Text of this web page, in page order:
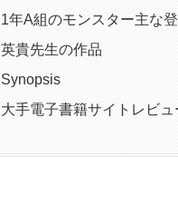
1年A組のモンスター主な
英貴先生の作品
Synopsis
大手電子書籍サイトレビュ